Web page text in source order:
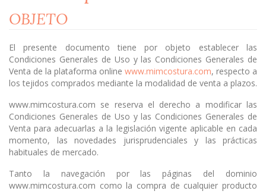
OBJETO
El presente documento tiene por objeto establecer las
Condiciones Generales de Uso y las Condiciones Generales de
Venta de la plataforma online www.mimcostura.com, respecto a
los tejidos comprados mediante la modalidad de venta a plazos.
www.mimcostura.com se reserva el derecho a modificar las
Condiciones Generales de Uso y las Condiciones Generales de
Venta para adecuarlas a la legislación vigente aplicable en cada
momento, las novedades jurisprudenciales y las prácticas
habituales de mercado.
Tanto la navegación por las páginas del dominio
www.mimcostura.com como la compra de cualquier producto